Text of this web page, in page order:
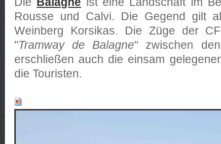
Rousse und Calvi. Die Gegend gilt
Weinberg Korsikas. Die Züge der
"Tramway de Balagne" zwischen
erschließen auch die einsam
die Touristen.